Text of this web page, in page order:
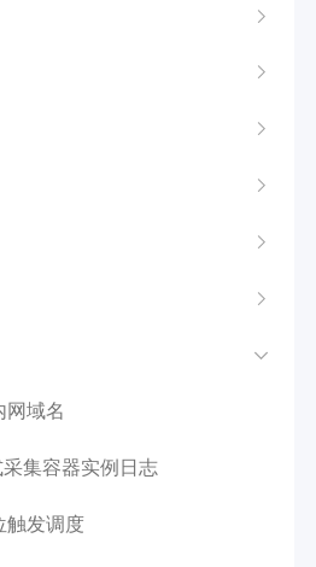
网域名
集容器实例日志
触发调度